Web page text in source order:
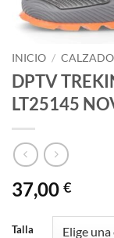
INICIO /
DPTV
LT25145
37,00 €
Talla